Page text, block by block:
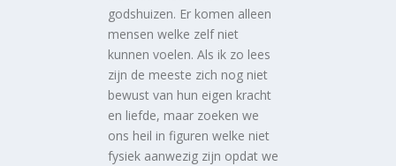
godshuizen. Er komen alleen
mensen welke zelf niet
kunnen voelen. Als ik zo lees
zijn de meeste zich nog niet
bewust van hun eigen kracht
en liefde, maar zoeken we
ons heil in figuren welke niet
fysiek aanwezig zijn opdat we